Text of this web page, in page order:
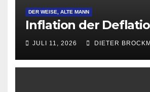
DER WEISE, ALTE MANN
Inflation der
JULI 11, 2026 DIETER